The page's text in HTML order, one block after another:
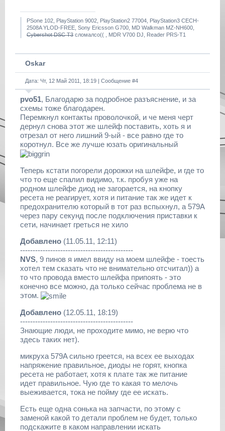
PSone 102, PlayStation 9002, PlayStation2 77004, PlayStation3 CECH-
2508A YLOD-FREE, Sony Ericsson G700, MD Walkman MZ-NH600,
Cybershot DSC T3 сломалсо(( , MDR V700 DJ, Reader PRS-T1
Oskar
Дата: Чт, 12 Май 2011, 18:19 | Сообщение #4
pvo51, Благодарю за подробное разъяснение, и за
схемы тоже благодарен.
Перемкнул контакты проволочкой, и че меня черт
дернул снова этот же шлейф поставить, хоть я и
отрезал от него лишний 9-ый - все равно где то
коротнул. Все же лучше юзать оригинальный
Теперь кстати погорели дорожки на шлейфе, и где то
что то еще спалил видимо, т.к. пробуя уже на
родном шлейфе диод не загорается, на кнопку
ресета не реагирует, хотя и питание так же идет к
предохранителю который в тот раз вспыхнул, а 579A
через пару секунд после подключения приставки к
сети, начинает греться не хило
Добавлено (11.05.11, 12:11)
---------------------------------------------
NVS, 9 пинов я имел ввиду на моем шлейфе - тоесть
хотел тем сказать что не внимательно отсчитал)) а
то что провода вместо шлейфа припоять - это
конечно все можно, да только сейчас проблема не в
этом.
Добавлено (12.05.11, 18:19)
---------------------------------------------
Знающие люди, не проходите мимо, не верю что
здесь таких нет).
микруха 579A сильно греется, на всех ее выходах
напряжение правильное, диоды не горят, кнопка
ресета не работает, хотя к плате так же питание
идет правильное. Чую где то какая то мелочь
выеживается, тока не пойму где ее искать.
Есть еще одна сонька на запчасти, по этому с
заменой какой то детали проблем не будет, только
подскажите в каком направлении искать